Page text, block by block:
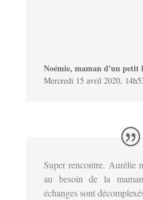
Noémie, maman d'un petit
Mercredi 15 avril 2020,
Super rencontre. Aurélie
au besoin de la
échanges sont